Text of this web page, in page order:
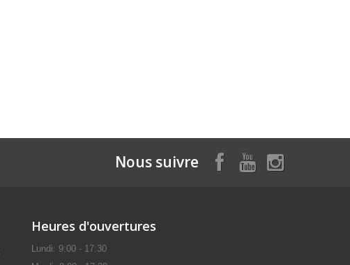
Nous suivre
Heures d'ouvertures
Lundi: 9:00 - 17:30